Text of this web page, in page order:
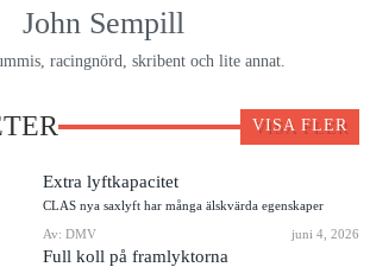
John Sempill
racingnörd, skribent och lite annat.
VISA FLER
Extra lyftkapacitet
CLAS nya saxlyft har många älskvärda egenskaper
Av: DMV
juni 4, 2026
Full koll på framlyktorna